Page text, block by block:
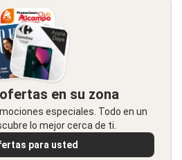
en su zona
especiales. Todo en un
lo mejor cerca de ti.
para usted